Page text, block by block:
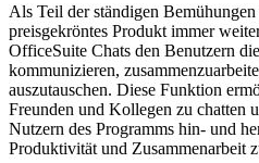
Als Teil der ständigen
preisgekröntes Produkt immer
OfficeSuite Chats den Benutzern
kommunizieren,
auszutauschen. Diese Funktion
Freunden und Kollegen zu chatten
Nutzern des Programms hin- und
Produktivität und Zusammenarbeit